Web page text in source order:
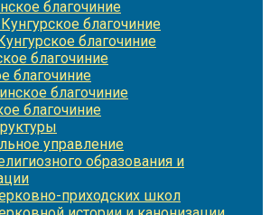
благочиние
благочиние
благочиние
благочиние
благочиние
благочиние
благочиние
управление
образования и
приходских школ